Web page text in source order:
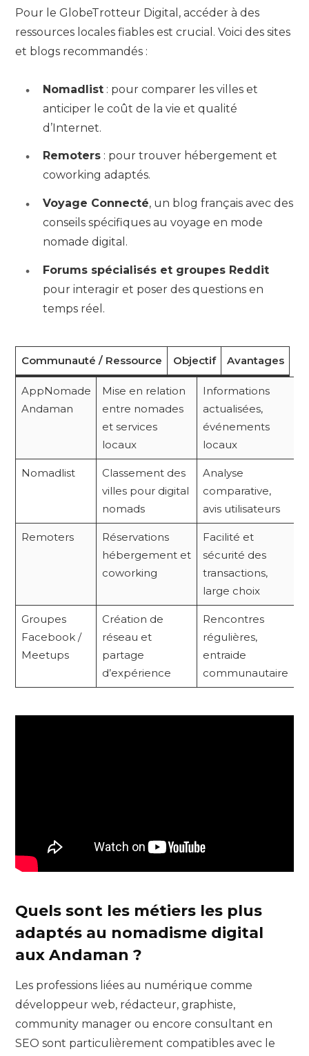
Pour le GlobeTrotteur Digital, accéder à des
ressources locales fiables est crucial. Voici des sites
et blogs recommandés :
Nomadlist : pour comparer les villes et
anticiper le coût de la vie et qualité
d’Internet.
Remoters : pour trouver hébergement et
coworking adaptés.
Voyage Connecté, un blog français avec des
conseils spécifiques au voyage en mode
nomade digital.
Forums spécialisés et groupes Reddit
pour interagir et poser des questions en
temps réel.
Communauté / Ressource Objectif Avantages
AppNomade
Andaman
Mise en relation
entre nomades
et services
locaux
Informations
actualisées,
événements
locaux
Nomadlist
Classement des
villes pour digital
nomads
Analyse
comparative,
avis utilisateurs
Remoters
Réservations
hébergement et
coworking
Facilité et
sécurité des
transactions,
large choix
Groupes
Facebook /
Meetups
Création de
réseau et
partage
d’expérience
Rencontres
régulières,
entraide
communautaire
Quels sont les métiers les plus
adaptés au nomadisme digital
aux Andaman ?
Les professions liées au numérique comme
développeur web, rédacteur, graphiste,
community manager ou encore consultant en
SEO sont particulièrement compatibles avec le